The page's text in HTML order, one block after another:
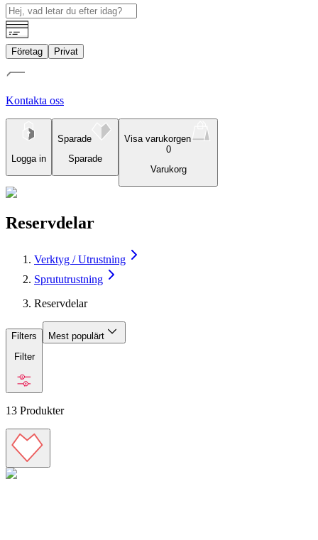
Företag Privat
Kontakta oss
Logga in
Sparade
Sparade
Visa varukorgen
0
Varukorg
Reservdelar
Verktyg / Utrustning
Sprututrustning
Reservdelar
Filters
Filter
Mest populärt
13 Produkter